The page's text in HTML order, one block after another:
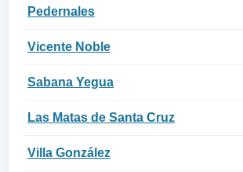
Pedernales
Vicente Noble
Sabana Yegua
Las Matas de Santa Cruz
Villa González